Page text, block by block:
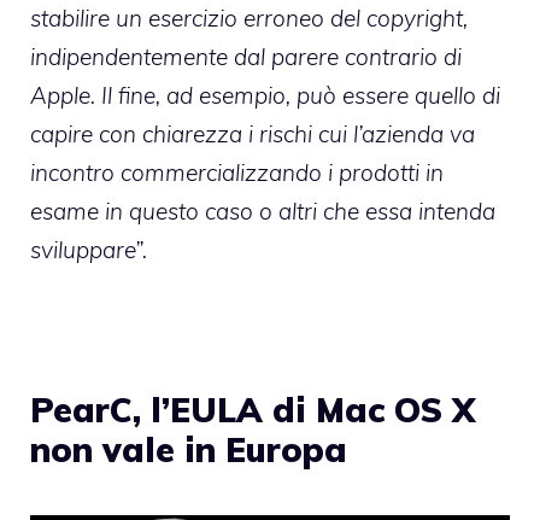
stabilire un esercizio erroneo del copyright,
indipendentemente dal parere contrario di
Apple. Il fine, ad esempio, può essere quello di
capire con chiarezza i rischi cui l’azienda va
incontro commercializzando i prodotti in
esame in questo caso o altri che essa intenda
sviluppare”.
PearC, l’EULA di Mac OS X
non vale in Europa